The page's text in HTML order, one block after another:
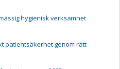
hygienisk verksamhet
patientsäkerhet genom rätt